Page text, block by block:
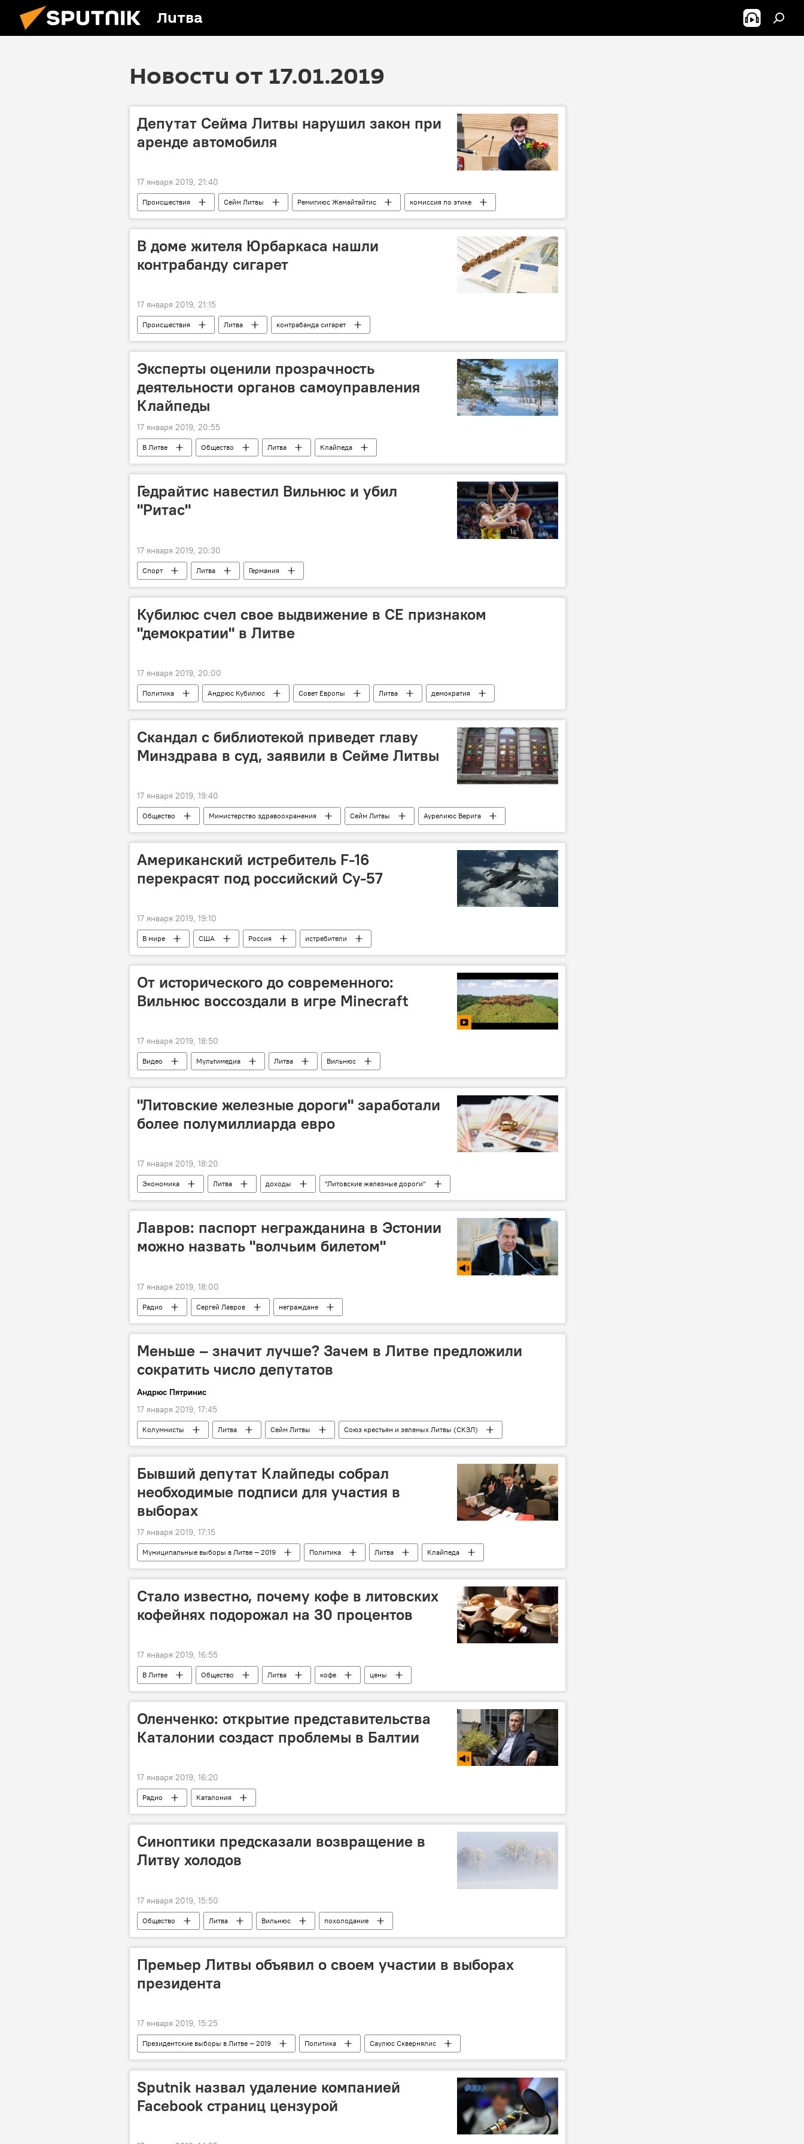
Литва
Новости от 17.01.2019
Депутат Сейма Литвы нарушил закон при
аренде автомобиля
17 января 2019, 21:40
Происшествия Сейм Литвы Ремигиюс Жемайтайтис комиссия по этике
В доме жителя Юрбаркаса нашли
контрабанду сигарет
17 января 2019, 21:15
Происшествия Литва контрабанда сигарет
Эксперты оценили прозрачность
деятельности органов самоуправления
Клайпеды
17 января 2019, 20:55
В Литве Общество Литва Клайпеда
Гедрайтис навестил Вильнюс и убил
"Ритас"
17 января 2019, 20:30
Спорт Литва Германия
Кубилюс счел свое выдвижение в СЕ признаком
"демократии" в Литве
17 января 2019, 20:00
Политика Андрюс Кубилюс Совет Европы Литва демократия
Скандал с библиотекой приведет главу
Минздрава в суд, заявили в Сейме Литвы
17 января 2019, 19:40
Общество Министерство здравоохранения Сейм Литвы Аурелиюс Верига
Американский истребитель F-16
перекрасят под российский Су-57
17 января 2019, 19:10
В мире США Россия истребители
От исторического до современного:
Вильнюс воссоздали в игре Minecraft
17 января 2019, 18:50
Видео Мультимедиа Литва Вильнюс
"Литовские железные дороги" заработали
более полумиллиарда евро
17 января 2019, 18:20
Экономика Литва доходы
"Литовские железные дороги"
Железные дороги Литвы
Лавров: паспорт негражданина в Эстонии
можно назвать "волчьим билетом"
17 января 2019, 18:00
Радио Сергей Лавров неграждане
Меньше – значит лучше? Зачем в Литве предложили
сократить число депутатов
Андрюс Пятринис
17 января 2019, 17:45
Колумнисты Литва Сейм Литвы Союз крестьян и зеленых Литвы (СКЗЛ)
Бывший депутат Клайпеды собрал
необходимые подписи для участия в
выборах
17 января 2019, 17:15
Муниципальные выборы в Литве — 2019 Политика Литва
Клайпеда
Вячеслав Титов
Стало известно, почему кофе в литовских
кофейнях подорожал на 30 процентов
17 января 2019, 16:55
В Литве Общество Литва кофе цены
Оленченко: открытие представительства
Каталонии создаст проблемы в Балтии
17 января 2019, 16:20
Радио Каталония
Синоптики предсказали возвращение в
Литву холодов
17 января 2019, 15:50
Общество Литва Вильнюс похолодание
Премьер Литвы объявил о своем участии в выборах
президента
17 января 2019, 15:25
Президентские выборы в Литве — 2019 Политика
Саулюс Сквернялис
выборы президента Литвы в 2019 году
Sputnik назвал удаление компанией
Facebook страниц цензурой